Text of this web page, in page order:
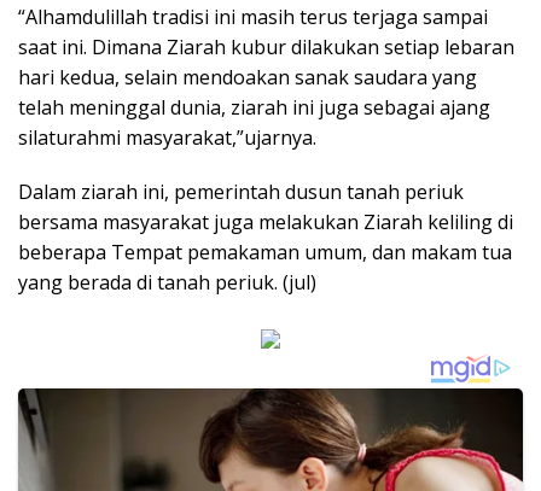
“Alhamdulillah tradisi ini masih terus terjaga sampai
saat ini. Dimana Ziarah kubur dilakukan setiap lebaran
hari kedua, selain mendoakan sanak saudara yang
telah meninggal dunia, ziarah ini juga sebagai ajang
silaturahmi masyarakat,”ujarnya.
Dalam ziarah ini, pemerintah dusun tanah periuk
bersama masyarakat juga melakukan Ziarah keliling di
beberapa Tempat pemakaman umum, dan makam tua
yang berada di tanah periuk. (jul)